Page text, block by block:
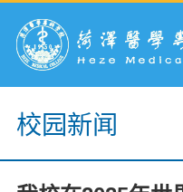
校园新闻